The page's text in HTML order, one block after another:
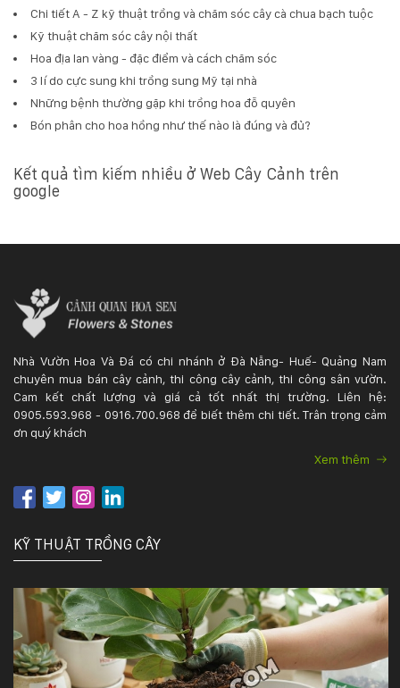
Chi tiết A - Z kỹ thuật trồng và chăm sóc cây cà chua bạch tuộc
Kỹ thuật chăm sóc cây nội thất
Hoa địa lan vàng - đặc điểm và cách chăm sóc
3 lí do cực sung khi trồng sung Mỹ tại nhà
Những bệnh thường gặp khi trồng hoa đỗ quyên
Bón phân cho hoa hồng như thế nào là đúng và đủ?
Kết quả tìm kiếm nhiều ở Web Cây Cảnh trên
google
Nhà Vườn Hoa Và Đá có chi nhánh ở Đà Nẵng- Huế- Quảng Nam
chuyên mua bán cây cảnh, thi công cây cảnh, thi công sân vườn.
Cam kết chất lượng và giá cả tốt nhất thị trường. Liên hệ:
0905.593.968 - 0916.700.968 để biết thêm chi tiết. Trân trọng cảm
ơn quý khách
Xem thêm
KỸ THUẬT TRỒNG CÂY